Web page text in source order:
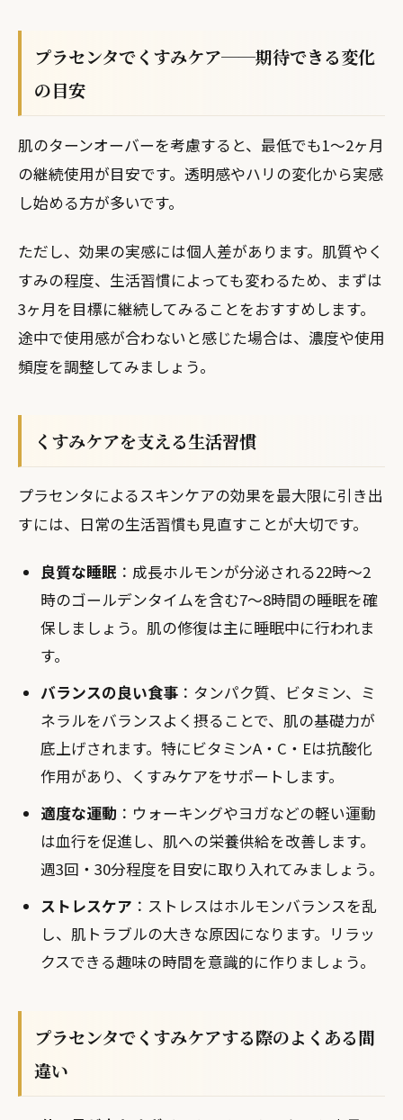
プラセンタでくすみケア──期待できる変化
の目安
肌のターンオーバーを考慮すると、最低でも1〜2ヶ月
の継続使用が目安です。透明感やハリの変化から実感
し始める方が多いです。
ただし、効果の実感には個人差があります。肌質やく
すみの程度、生活習慣によっても変わるため、まずは
3ヶ月を目標に継続してみることをおすすめします。
途中で使用感が合わないと感じた場合は、濃度や使用
頻度を調整してみましょう。
くすみケアを支える生活習慣
プラセンタによるスキンケアの効果を最大限に引き出
すには、日常の生活習慣も見直すことが大切です。
良質な睡眠 ：成長ホルモンが分泌される22時〜2
時のゴールデンタイムを含む7〜8時間の睡眠を確
保しましょう。肌の修復は主に睡眠中に行われま
す。
バランスの良い食事 ：タンパク質、ビタミン、ミ
ネラルをバランスよく摂ることで、肌の基礎力が
底上げされます。特にビタミンA・C・Eは抗酸化
作用があり、くすみケアをサポートします。
適度な運動 ：ウォーキングやヨガなどの軽い運動
は血行を促進し、肌への栄養供給を改善します。
週3回・30分程度を目安に取り入れてみましょう。
ストレスケア ：ストレスはホルモンバランスを乱
し、肌トラブルの大きな原因になります。リラッ
クスできる趣味の時間を意識的に作りましょう。
プラセンタでくすみケアする際のよくある間
違い